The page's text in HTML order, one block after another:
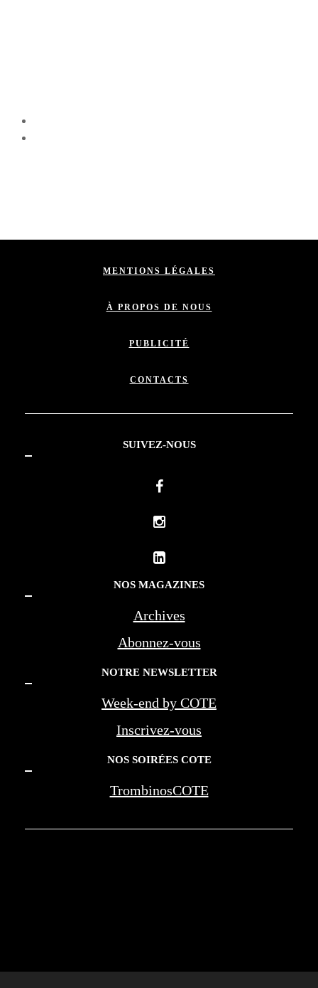
MENTIONS LÉGALES
À PROPOS DE NOUS
PUBLICITÉ
CONTACTS
SUIVEZ-NOUS
NOS MAGAZINES
Archives
Abonnez-vous
NOTRE NEWSLETTER
Week-end by COTE
Inscrivez-vous
NOS SOIRÉES COTE
TrombinosCOTE